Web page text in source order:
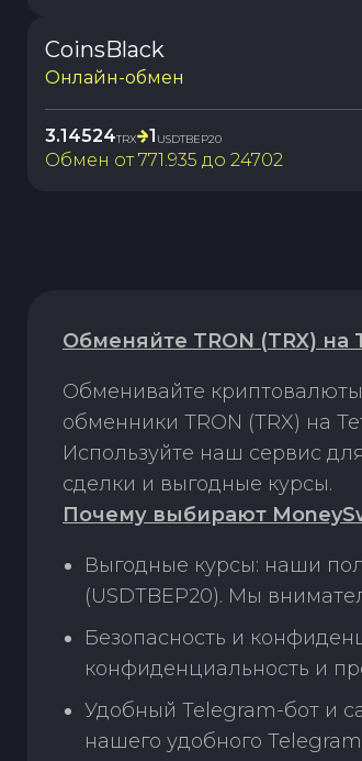
CoinsBlack
Онлайн-обмен
3.14524TRX 1 USDTBEP20
Обмен от771.935 до 24702
Обменяйте TRON (TRX) на
Обменивайте
обменники TRON (TRX) на
Используйте наш сервис
сделки и выгодные курсы.
Почему выбирают
Выгодные курсы: наши
(USDTBEP20). Мы
Безопасность и
конфиденциальность и
Удобный Telegram-бот и
нашего удобного